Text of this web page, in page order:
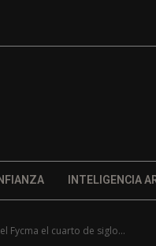
INTELIGENCIA
Fycma el cuarto de siglo...